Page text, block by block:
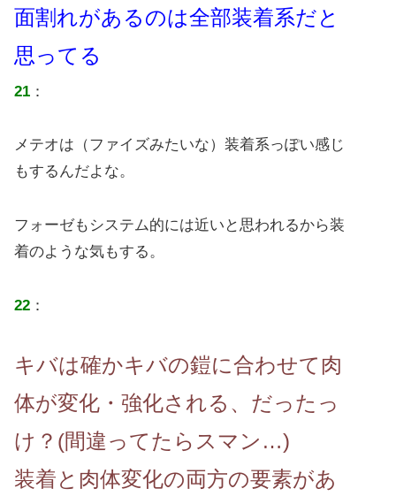
面割れがあるのは全部装着系だと
思ってる
21 ：
メテオは（ファイズみたいな）装着系っぽい感じ
もするんだよな。
フォーゼもシステム的には近いと思われるから装
着のような気もする。
22 ：
キバは確かキバの鎧に合わせて肉
体が変化・強化される、だったっ
け？(間違ってたらスマン…)
装着と肉体変化の両方の要素があ